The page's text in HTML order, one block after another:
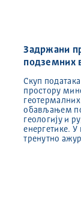
Задржани
подземних
Скуп
простору
обављањем
геологију и
енергетике. У
тренутно